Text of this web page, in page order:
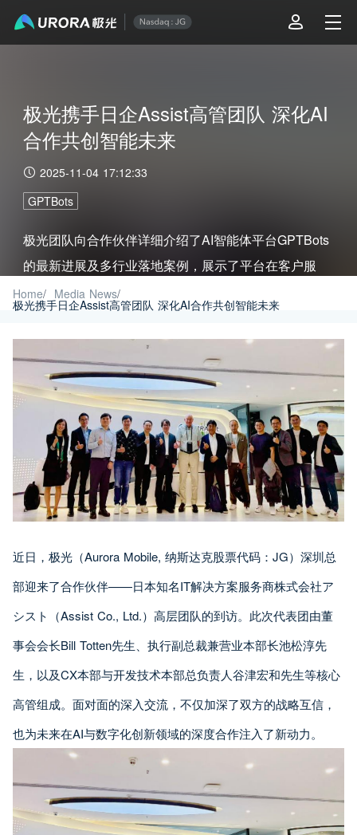
极光携手日企Assist高管团队 深化AI
合作共创智能未来
2025-11-04 17:12:33
GPTBots
极光团队向合作伙伴详细介绍了AI智能体平台GPTBots
的最新进展及多行业落地案例，展示了平台在客户服
务、流程自动化、数据分析等场景的创新应用。
Home/ Media News/
极光携手日企Assist高管团队 深化AI合作共创智能未来
近日，极光（Aurora Mobile, 纳斯达克股票代码：JG）深圳总
部迎来了合作伙伴——日本知名IT解决方案服务商株式会社ア
シスト（Assist Co., Ltd.）高层团队的到访。此次代表团由董
事会会长Bill Totten先生、执行副总裁兼营业本部长池松淳先
生，以及CX本部与开发技术本部总负责人谷津宏和先生等核心
高管组成。面对面的深入交流，不仅加深了双方的战略互信，
也为未来在AI与数字化创新领域的深度合作注入了新动力。